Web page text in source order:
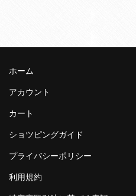
ホーム
アカウント
カート
ショツピングガイド
プライバシーポリシー
利用規約